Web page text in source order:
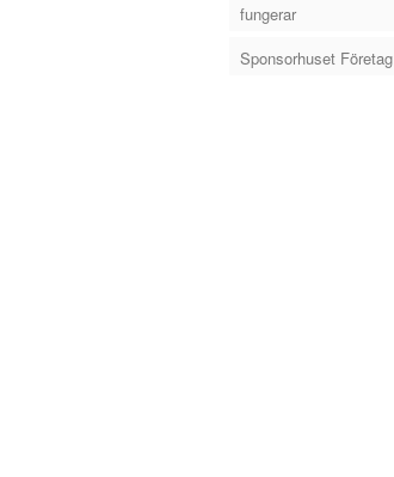
fungerar
Sponsorhuset Företag